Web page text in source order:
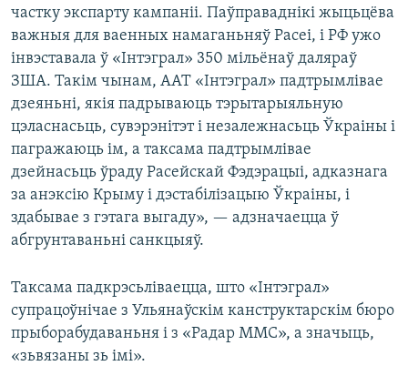
частку экспарту кампаніі. Паўправаднікі жыцьцёва
важныя для ваенных намаганьняў Расеі, і РФ ужо
інвэставала ў «Інтэграл» 350 мільёнаў даляраў
ЗША. Такім чынам, ААТ «Інтэграл» падтрымлівае
дзеяньні, якія падрываюць тэрытарыяльную
цэласнасьць, сувэрэнітэт і незалежнасьць Ўкраіны і
пагражаюць ім, а таксама падтрымлівае
дзейнасьць ўраду Расейскай Фэдэрацыі, адказнага
за анэксію Крыму і дэстабілізацыю Ўкраіны, і
здабывае з гэтага выгаду», — адзначаецца ў
абгрунтаваньні санкцыяў.
Таксама падкрэсьліваецца, што «Інтэграл»
супрацоўнічае з Ульянаўскім канструктарскім бюро
прыборабудаваньня і з «Радар ММС», а значыць,
«зьвязаны зь імі».